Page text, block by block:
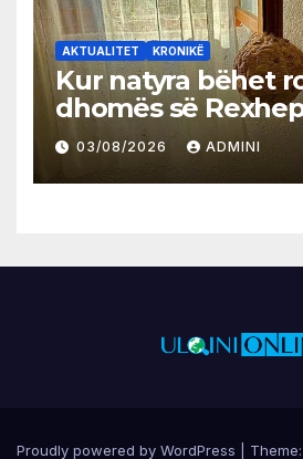
AKTUALITET KRONIKË
Kur natyra bëhet
dhomës së
03/08/2026 ADMINI
Proudly powered by WordPress Theme: